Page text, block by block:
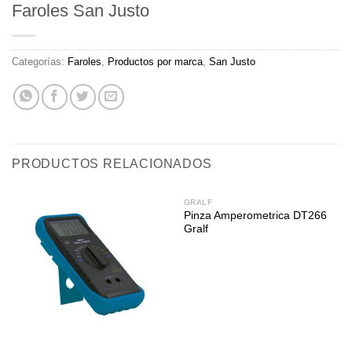
Faroles San Justo
Categorías: Faroles, Productos por marca, San Justo
PRODUCTOS RELACIONADOS
GRALF
Pinza Amperometrica DT266
Gralf